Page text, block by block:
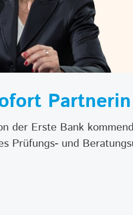
der Erste Bank
Prüfungs- und